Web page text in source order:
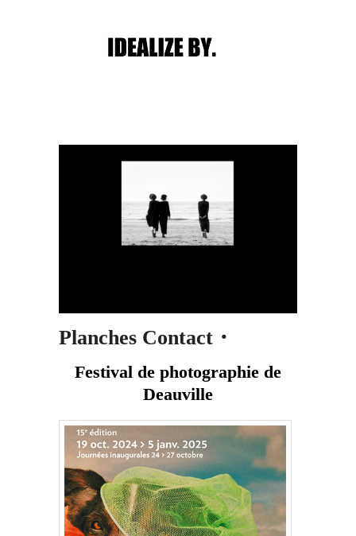
Planches Contact・
Festival de photographie de
Deauville